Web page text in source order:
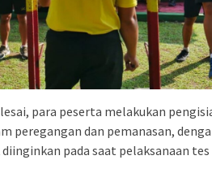
para peserta melakukan
peregangan dan pemanasan,
pada saat pelaksanaan tes